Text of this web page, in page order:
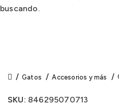
Gatos Accesorios y más
SKU: 846295070713
buscando.